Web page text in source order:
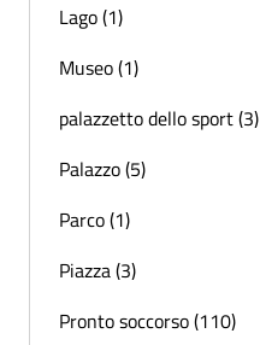
Lago (1)
Museo (1)
palazzetto dello sport (3)
Palazzo (5)
Parco (1)
Piazza (3)
Pronto soccorso (110)